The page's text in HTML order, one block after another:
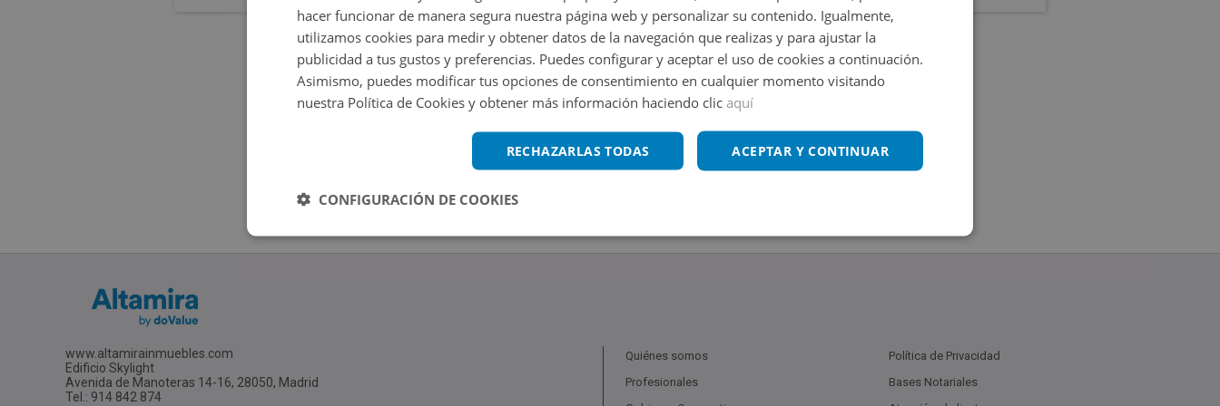
www.altamirainmuebles.com
Edificio Skylight
Avenida de Manoteras 14-16, 28050, Madrid
Tel.: 914 842 874
Quiénes somos
Profesionales
Política de Privacidad
Bases Notariales
hacer funcionar de manera segura nuestra página web y personalizar su contenido. Igualmente,
utilizamos cookies para medir y obtener datos de la navegación que realizas y para ajustar la
publicidad a tus gustos y preferencias. Puedes configurar y aceptar el uso de cookies a continuación.
Asimismo, puedes modificar tus opciones de consentimiento en cualquier momento visitando
nuestra Política de Cookies y obtener más información haciendo clic aquí
ACEPTAR Y CONTINUAR
RECHAZARLAS TODAS
CONFIGURACIÓN DE COOKIES